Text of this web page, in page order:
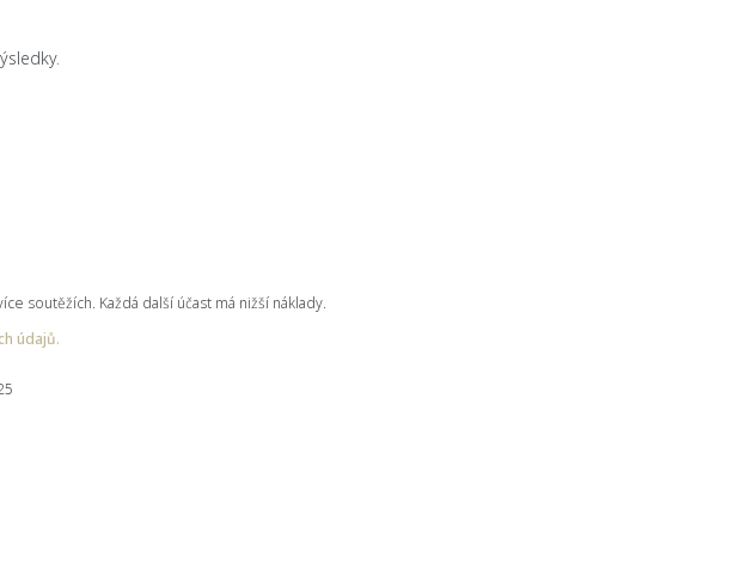
soutěžích. Každá další účast má nižší náklady.
údajů.